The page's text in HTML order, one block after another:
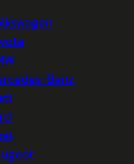
Benz